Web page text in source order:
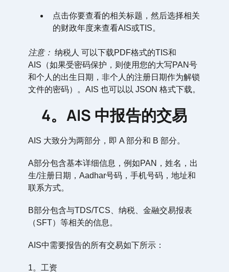
点击你要查看的相关标题，然后选择相关
的财政年度来查看AIS或TIS。
注意： 纳税人 可以下载PDF格式的TIS和
AIS（如果受密码保护，则使用您的大写PAN号
和个人的出生日期，非个人的注册日期作为解锁
文件的密码）。AIS 也可以以 JSON 格式下载。
4。AIS 中报告的交易
AIS 大致分为两部分，即 A 部分和 B 部分。
A部分包含基本详细信息，例如PAN，姓名，出
生/注册日期，Aadhar号码，手机号码，地址和
联系方式。
B部分包含与TDS/TCS、纳税、金融交易报表
（SFT）等相关的信息。
AIS中需要报告的所有交易如下所示：
1。工资